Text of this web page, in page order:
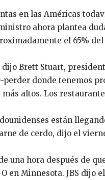
en las Américas
ahora plantea
el 65%
dijo Brett Stuart,
donde tenemos
altos. Los
están
de cerdo, dijo el
una hora después de
en Minnesota. JBS dijo